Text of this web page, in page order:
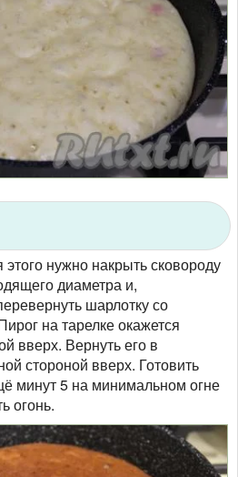
нужно накрыть сковороду
диаметра и,
шарлотку со
на тарелке окажется
вверх. Вернуть его в
стороной вверх. Готовить
минут 5 на минимальном огне
огонь.